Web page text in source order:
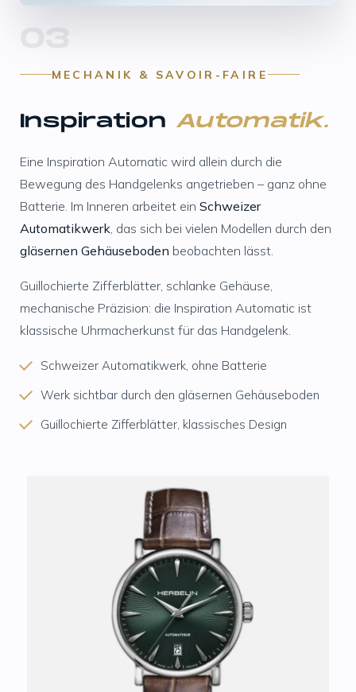
03
MECHANIK & SAVOIR-FAIRE
Inspiration Automatik.
Eine Inspiration Automatic wird allein durch die
Bewegung des Handgelenks angetrieben – ganz ohne
Batterie. Im Inneren arbeitet ein Schweizer
Automatikwerk , das sich bei vielen Modellen durch den
gläsernen Gehäuseboden beobachten lässt.
Guillochierte Zifferblätter, schlanke Gehäuse,
mechanische Präzision: die Inspiration Automatic ist
klassische Uhrmacherkunst für das Handgelenk.
Schweizer Automatikwerk, ohne Batterie
Werk sichtbar durch den gläsernen Gehäuseboden
Guillochierte Zifferblätter, klassisches Design